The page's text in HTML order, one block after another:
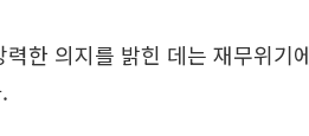
한 의지를 밝힌 데는 재무위기